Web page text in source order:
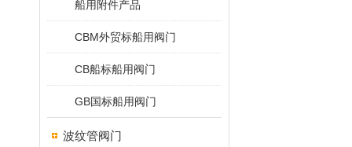
船用附件产品
CBM外贸标船用阀门
CB船标船用阀门
GB国标船用阀门
波纹管阀门